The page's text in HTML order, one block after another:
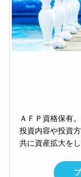
ＡＦＰ資格保有
投資内容や投資
共に資産拡大を